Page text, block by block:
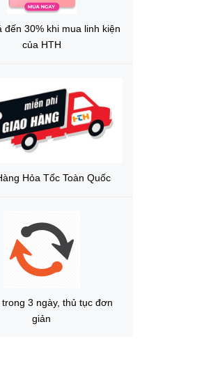
đến 30% khi mua linh kiện
của HTH
Hỏa Tốc Toàn Quốc
3 ngày, thủ tục đơn
giản